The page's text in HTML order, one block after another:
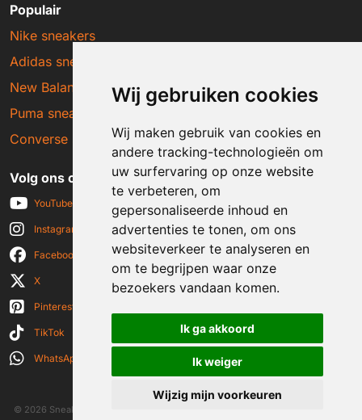
Wij gebruiken cookies
Wij maken gebruik van cookies en
andere tracking-technologieën om
uw surfervaring op onze website
te verbeteren, om
gepersonaliseerde inhoud en
advertenties te tonen, om ons
websiteverkeer te analyseren en
om te begrijpen waar onze
bezoekers vandaan komen.
Ik ga akkoord
Ik weiger
Wijzig mijn voorkeuren
Populair
Nike sneakers
Adidas sneakers
New Balance sneakers
Puma sneakers
Converse sneakers
Volg ons op social media
YouTube
Instagram
Facebook
X
Pinterest
TikTok
WhatsApp
© 2026 Sneakerplaats.nl